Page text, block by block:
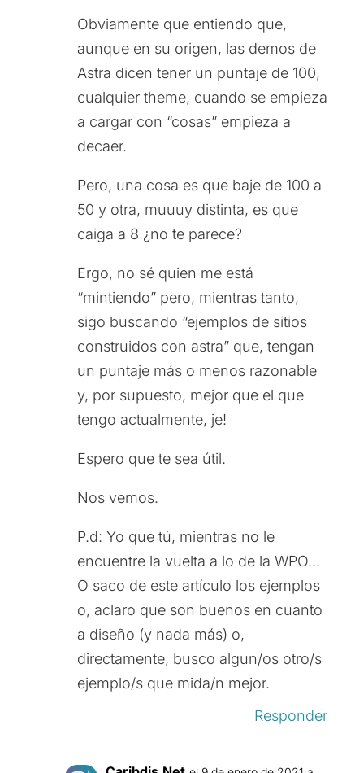
Obviamente que entiendo que,
aunque en su origen, las demos de
Astra dicen tener un puntaje de 100,
cualquier theme, cuando se empieza
a cargar con “cosas” empieza a
decaer.
Pero, una cosa es que baje de 100 a
50 y otra, muuuy distinta, es que
caiga a 8 ¿no te parece?
Ergo, no sé quien me está
“mintiendo” pero, mientras tanto,
sigo buscando “ejemplos de sitios
construidos con astra” que, tengan
un puntaje más o menos razonable
y, por supuesto, mejor que el que
tengo actualmente, je!
Espero que te sea útil.
Nos vemos.
P.d: Yo que tú, mientras no le
encuentre la vuelta a lo de la WPO…
O saco de este artículo los ejemplos
o, aclaro que son buenos en cuanto
a diseño (y nada más) o,
directamente, busco algun/os otro/s
ejemplo/s que mida/n mejor.
Responder